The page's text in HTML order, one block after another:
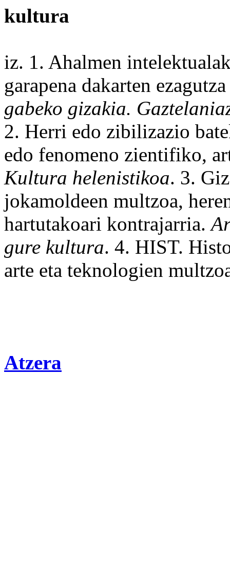
kultura
iz. 1. Ahalmen
garapena dakarten ezagutza
gabeko gizakia.
2. Herri edo zibilizazio
edo fenomeno zientifiko,
Kultura helenistikoa. 3.
jokamoldeen multzoa,
hartutakoari kontrajarria.
gure kultura. 4. HIST.
arte eta teknologien
Atzera